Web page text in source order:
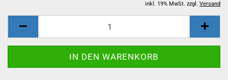
inkl. 19% MwSt. zzgl. Versand